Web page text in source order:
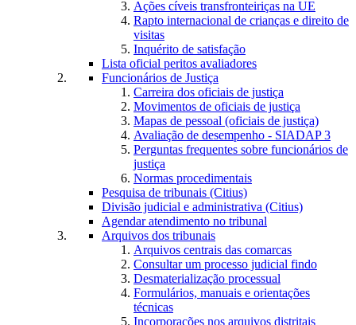
Ações cíveis transfronteiriças na UE
Rapto internacional de crianças e direito de
visitas
Inquérito de satisfação
Lista oficial peritos avaliadores
Funcionários de Justiça
Carreira dos oficiais de justiça
Movimentos de oficiais de justiça
Mapas de pessoal (oficiais de justiça)
Avaliação de desempenho - SIADAP 3
Perguntas frequentes sobre funcionários de
justiça
Normas procedimentais
Pesquisa de tribunais (Citius)
Divisão judicial e administrativa (Citius)
Agendar atendimento no tribunal
Arquivos dos tribunais
Arquivos centrais das comarcas
Consultar um processo judicial findo
Desmaterialização processual
Formulários, manuais e orientações
técnicas
Incorporações nos arquivos distritais